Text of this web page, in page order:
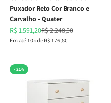
Puxador Reto Cor Branco e
Carvalho - Quater
Preço promocional
R$ 1.591,20Preço normal
R$ 2.248,00
Em até 10x de R$ 176,80
- 21%